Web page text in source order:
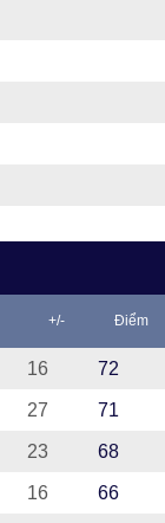
+/- Điểm
16 72
27 71
23 68
16 66